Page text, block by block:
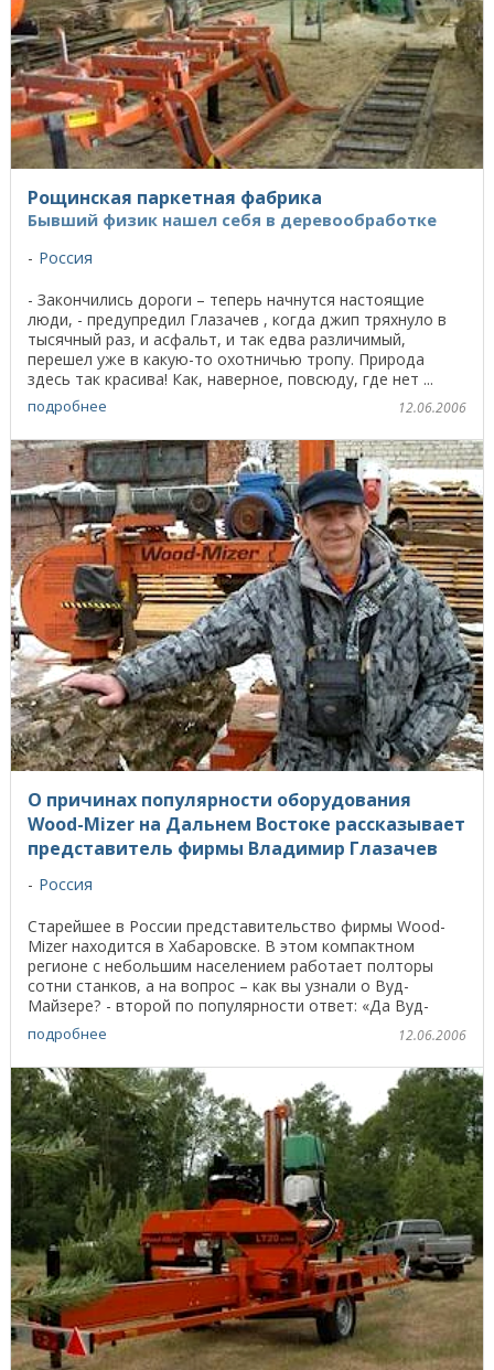
Рощинская паркетная фабрика
Бывший физик нашел себя в деревообработке
Россия
- Закончились дороги – теперь начнутся настоящие
люди, - предупредил Глазачев , когда джип тряхнуло в
тысячный раз, и асфальт, и так едва различимый,
перешел уже в какую-то охотничью тропу. Природа
здесь так красива! Как, наверное, повсюду, где нет ...
подробнее 12.06.2006
О причинах популярности оборудования
Wood-Mizer на Дальнем Востоке рассказывает
представитель фирмы Владимир Глазачев
Россия
Старейшее в России представительство фирмы Wood-
Mizer находится в Хабаровске. В этом компактном
регионе с небольшим населением работает полторы
сотни станков, а на вопрос – как вы узнали о Вуд-
Майзере? - второй по популярности ответ: «Да Вуд-
Майзер ...
подробнее 12.06.2006